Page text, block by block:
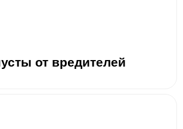
от вредителей